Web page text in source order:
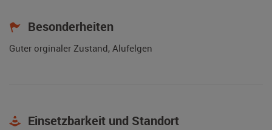
Besonderheiten
Guter orginaler Zustand, Alufelgen
Einsetzbarkeit und Standort